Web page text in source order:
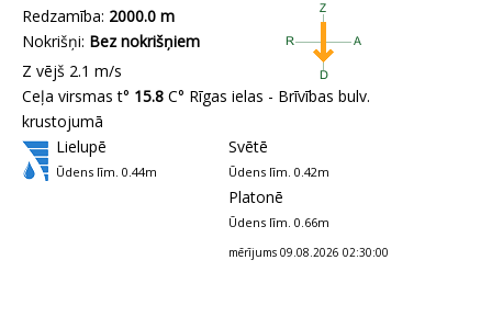
Redzamība: 2000.0 m
Nokrišņi: Bez nokrišņiem
Z vējš 2.1 m/s
Ceļa virsmas t° 15.8 C° Rīgas ielas - Brīvības bulv.
krustojumā
Lielupē
Ūdens līm. 0.44m
Svētē
Ūdens līm. 0.42m
Platonē
Ūdens līm. 0.66m
mērījums 09.08.2026 02:30:00